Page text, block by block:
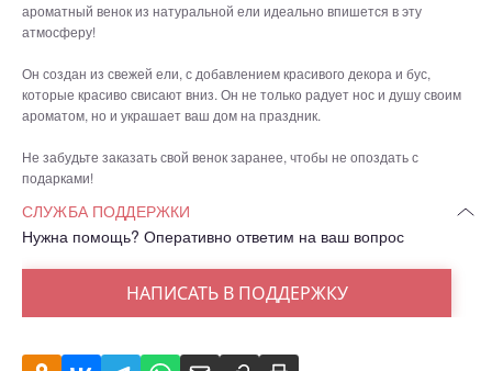
ароматный венок из натуральной ели идеально впишется в эту
атмосферу!
Он создан из свежей ели, с добавлением красивого декора и бус,
которые красиво свисают вниз. Он не только радует нос и душу своим
ароматом, но и украшает ваш дом на праздник.
Не забудьте заказать свой венок заранее, чтобы не опоздать с
подарками!
СЛУЖБА ПОДДЕРЖКИ
Нужна помощь? Оперативно ответим на ваш вопрос
НАПИСАТЬ В ПОДДЕРЖКУ